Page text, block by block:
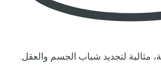
مثالية لتجديد شباب الجسم والعقل.